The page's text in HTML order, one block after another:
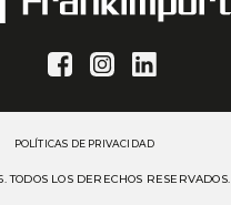
TODOS LOS DERECHOS RESERVADOS.
POLÍTICAS DE PRIVACIDAD